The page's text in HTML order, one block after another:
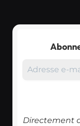
Directement